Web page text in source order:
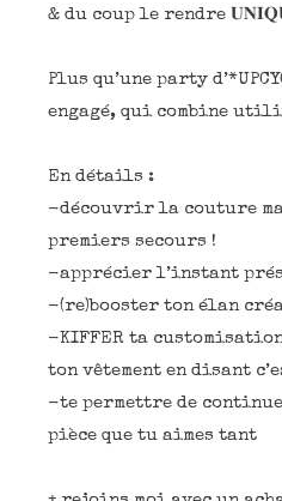
& du coup le rendre
Plus qu’une party
engagé, qui combine
En détails :
-découvrir la couture
premiers secours !
-apprécier l’instant
-(re)booster ton élan
-KIFFER ta
ton vêtement en disant
-te permettre de
pièce que tu aimes tant